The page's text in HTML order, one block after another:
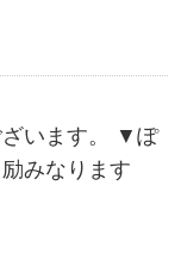
ざいます。 ▼ぽ
みなります